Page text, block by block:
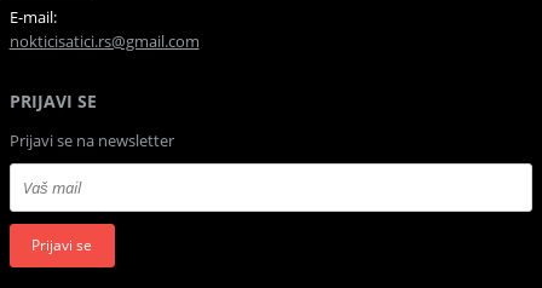
E-mail:
nokticisatici.rs@gmail.com
PRIJAVI SE
Prijavi se na newsletter
Prijavi se